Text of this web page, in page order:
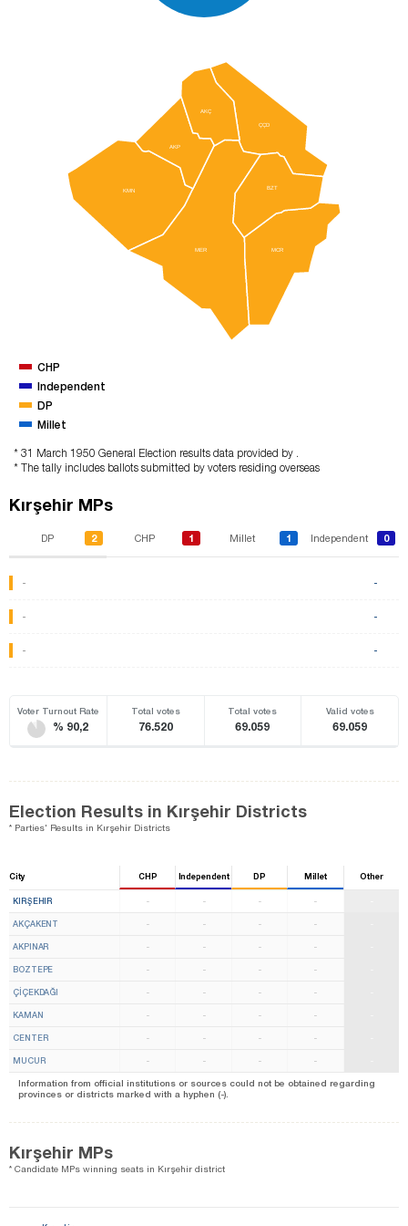
ÇÇD
KMN
MER MCR
AKP
AKÇ
BZT
CHP
Independent
DP
Millet
* 31 March 1950 General Election results data provided by .
* The tally includes ballots submitted by voters residing overseas
Kırşehir MPs
DP 2 CHP 1 Millet 1 Independent 0
- -
- -
- -
Voter Turnout Rate
% 90,2
Total votes
76.520
Total votes
69.059
Valid votes
69.059
Election Results in Kırşehir Districts
* Parties' Results in Kırşehir Districts
City CHP Independent DP Millet Other
KIRŞEHIR - - - -
AKÇAKENT - - - -
AKPINAR - - - -
BOZTEPE - - - -
ÇİÇEKDAĞI - - - -
KAMAN - - - -
CENTER - - - -
MUCUR - - - -
Information from official institutions or sources could not be obtained regarding
provinces or districts marked with a hyphen (-).
Kırşehir MPs
* Candidate MPs winning seats in Kırşehir district